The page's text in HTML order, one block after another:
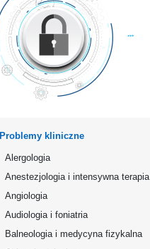
Problemy kliniczne
Alergologia
Anestezjologia i intensywna terapia
Angiologia
Audiologia i foniatria
Balneologia i medycyna fizykalna